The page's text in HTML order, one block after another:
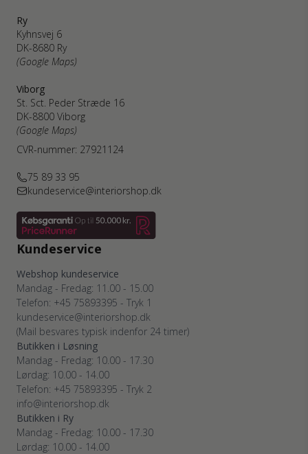
Ry
Kyhnsvej 6
DK-8680 Ry
(Google Maps)
Viborg
St. Sct. Peder Stræde 16
DK-8800 Viborg
(Google Maps)
CVR-nummer: 27921124
75 89 33 95
kundeservice@interiorshop.dk
Kundeservice
Webshop kundeservice
Mandag - Fredag: 11.00 - 15.00
Telefon: +45 75893395 - Tryk 1
kundeservice@interiorshop.dk
(Mail besvares typisk indenfor 24 timer)
Butikken i Løsning
Mandag - Fredag: 10.00 - 17.30
Lørdag: 10.00 - 14.00
Telefon: +45 75893395 - Tryk 2
info@interiorshop.dk
Butikken i Ry
Mandag - Fredag: 10.00 - 17.30
Lørdag: 10.00 - 14.00